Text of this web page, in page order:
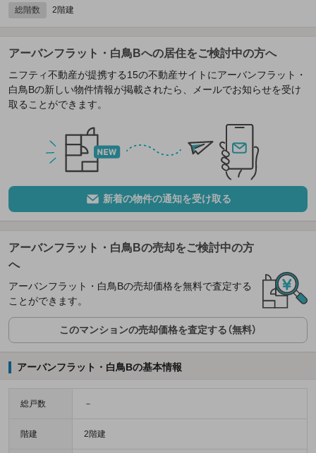
総階数 2階建
アーバンフラット・白鳥Bへの居住をご検討中の方へ
ニフティ不動産が提携する15の不動産サイトにアーバンフラット・
白鳥Bの新しい物件情報が掲載されたら、メールでお知らせを受け
取ることができます。
新着の物件の通知を受け取る
アーバンフラット・白鳥Bの売却をご検討中の方
へ
アーバンフラット・白鳥Bの売却価格を無料で査定する
ことができます。
このマンションの売却価格を査定する（無料）
アーバンフラット・白鳥Bの基本情報
総戸数 －
階建 2階建